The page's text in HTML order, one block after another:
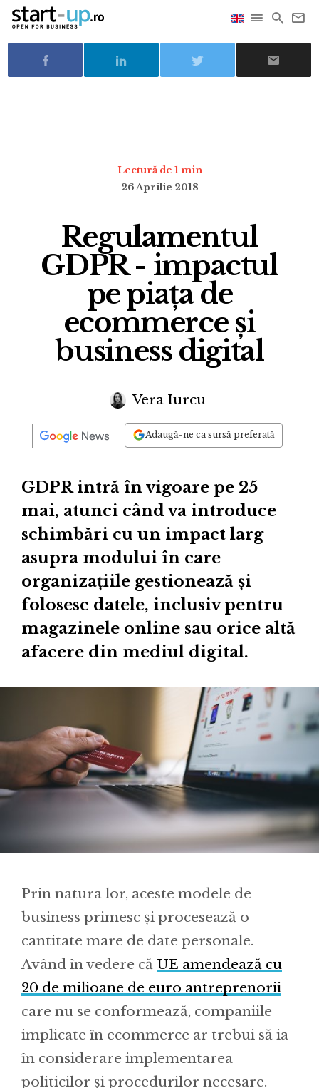
Lectură de 1 min
26 Aprilie 2018
Regulamentul
GDPR - impactul
pe piața de
ecommerce și
business digital
Vera Iurcu
Adaugă-ne ca sursă preferată
GDPR intră în vigoare pe 25
mai, atunci când va introduce
schimbări cu un impact larg
asupra modului în care
organizațiile gestionează și
folosesc datele, inclusiv pentru
magazinele online sau orice altă
afacere din mediul digital.
Prin natura lor, aceste modele de
business primesc și procesează o
cantitate mare de date personale.
Având în vedere că UE amendează cu
20 de milioane de euro antreprenorii
care nu se conformează, companiile
implicate în ecommerce ar trebui să ia
în considerare implementarea
politicilor și procedurilor necesare.